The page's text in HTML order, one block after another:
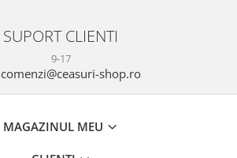
SUPORT CLIENTI
9-17
comenzi@ceasuri-shop.ro
MAGAZINUL MEU